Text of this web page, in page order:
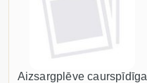
Aizsargplēve caurspīdīga